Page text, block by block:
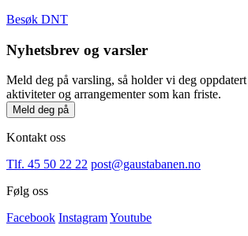
Besøk DNT
Nyhetsbrev og varsler
Meld deg på varsling, så holder vi deg
aktiviteter og arrangementer som kan friste.
Meld deg på
Kontakt oss
Tlf. 45 50 22 22 post@gaustabanen.no
Følg oss
Facebook InstagramYoutube